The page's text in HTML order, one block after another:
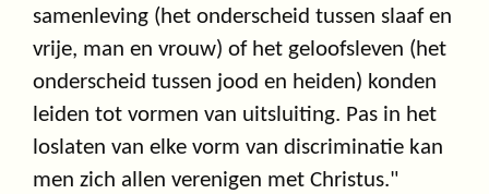
samenleving (het onderscheid tussen slaaf en
vrije, man en vrouw) of het geloofsleven (het
onderscheid tussen jood en heiden) konden
leiden tot vormen van uitsluiting. Pas in het
loslaten van elke vorm van discriminatie kan
men zich allen verenigen met Christus."